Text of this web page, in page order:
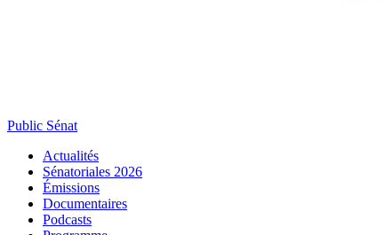
Public Sénat
Actualités
Sénatoriales 2026
Émissions
Documentaires
Podcasts